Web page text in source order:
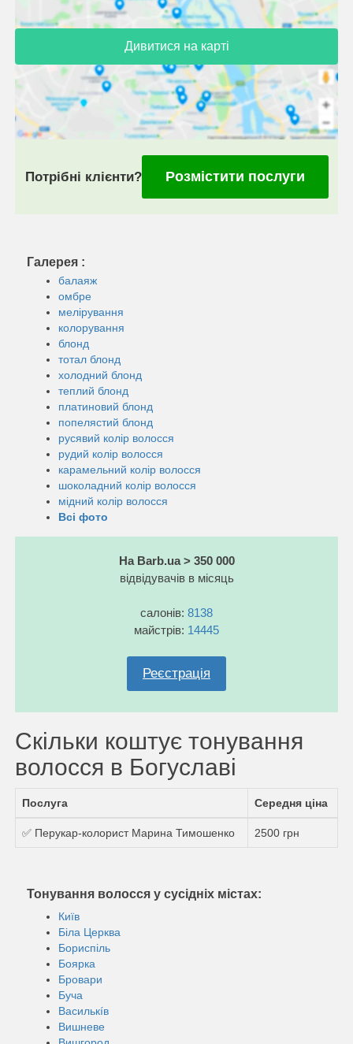
Дивитися на карті
Потрібні клієнти? Розмістити послуги
Галерея :
балаяж
омбре
мелірування
колорування
блонд
тотал блонд
холодний блонд
теплий блонд
платиновий блонд
попелястий блонд
русявий колір волосся
рудий колір волосся
карамельний колір волосся
шоколадний колір волосся
мідний колір волосся
Всі фото
На Barb.ua > 350 000
відвідувачів в місяць
салонів: 8138
майстрів: 14445
Реєстрація
Скільки коштує тонування
волосся в Богуславі
Послуга Середня ціна
✅ Перукар-колорист Марина Тимошенко 2500 грн
Тонування волосся у сусідніх містах:
Київ
Біла Церква
Бориспіль
Боярка
Бровари
Буча
Василькíв
Вишневе